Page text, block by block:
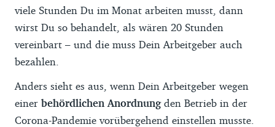
viele Stunden Du im Monat arbeiten musst, dann
wirst Du so behandelt, als wären 20 Stunden
vereinbart – und die muss Dein Arbeitgeber auch
bezahlen.
Anders sieht es aus, wenn Dein Arbeitgeber wegen
einer behördlichen Anordnungden Betrieb in der
Corona-Pandemie vorübergehend einstellen musste.